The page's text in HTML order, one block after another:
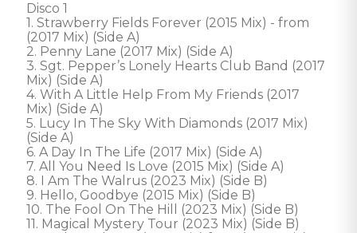
Disco 1
1. Strawberry Fields Forever (2015 Mix) - from
(2017 Mix) (Side A)
2. Penny Lane (2017 Mix) (Side A)
3. Sgt. Pepper’s Lonely Hearts Club Band (2017
Mix) (Side A)
4. With A Little Help From My Friends (2017
Mix) (Side A)
5. Lucy In The Sky With Diamonds (2017 Mix)
(Side A)
6. A Day In The Life (2017 Mix) (Side A)
7. All You Need Is Love (2015 Mix) (Side A)
8. I Am The Walrus (2023 Mix) (Side B)
9. Hello, Goodbye (2015 Mix) (Side B)
10. The Fool On The Hill (2023 Mix) (Side B)
11. Magical Mystery Tour (2023 Mix) (Side B)